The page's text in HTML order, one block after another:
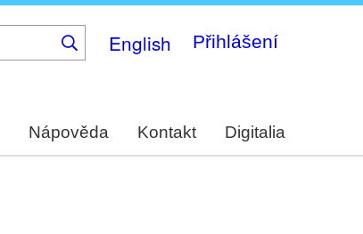
English Přihlášení
Nápověda Kontakt Digitalia